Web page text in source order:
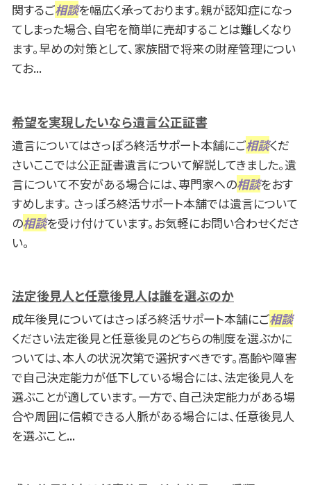
関するご相談を幅広く承っております。親が認知症になっ
てしまった場合、自宅を簡単に売却することは難しくなり
ます。早めの対策として、家族間で将来の財産管理につい
てお...
希望を実現したいなら遺言公正証書
遺言についてはさっぽろ終活サポート本舗にご相談くだ
さいここでは公正証書遺言について解説してきました。遺
言について不安がある場合には、専門家への相談をおす
すめします。 さっぽろ終活サポート本舗では遺言について
の相談を受け付けています。お気軽にお問い合わせくださ
い。
法定後見人と任意後見人は誰を選ぶのか
成年後見についてはさっぽろ終活サポート本舗にご相談
ください法定後見と任意後見のどちらの制度を選ぶかに
ついては、本人の状況次第で選択すべきです。高齢や障害
で自己決定能力が低下している場合には、法定後見人を
選ぶことが適しています。一方で、自己決定能力がある場
合や周囲に信頼できる人脈がある場合には、任意後見人
を選ぶこと...